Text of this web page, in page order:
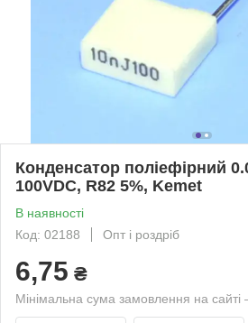
Конденсатор поліефірний
100VDC, R82 5%, Kemet
В наявності
Код: 02188
Опт і роздріб
6,75 ₴
Мінімальна сума замовлення на